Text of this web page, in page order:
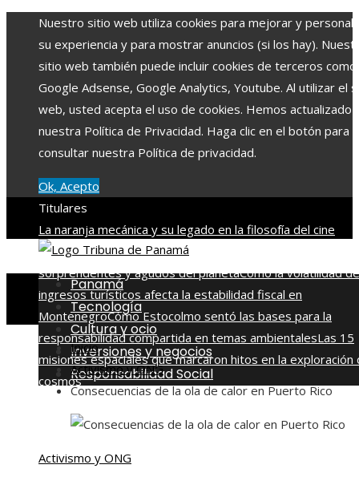
Nuestro sitio web utiliza cookies para mejorar y
su experiencia y para mostrar anuncios (si los hay).
sitio web también puede incluir cookies de terceros como
Google Adsense, Google Analytics, Youtube. Al utilizar el
web, usted acepta el uso de cookies. Hemos actualizado
nuestra Política de Privacidad. Haga clic en el botón para
consultar nuestra Política de privacidad.
Ok, Acepto
Titulares
La naranja mecánica y su legado en la filosofía del cine
distópicoDescubre los 10 animales con sentidos más
sorprendentes y agudos del planetaCómo la volatilidad de
ingresos turísticos afecta la estabilidad fiscal en
MontenegroCómo Estocolmo sentó las bases para la
responsabilidad compartida en temas ambientalesLas 15
misiones espaciales que marcaron hitos en la exploración
cosmos
Panamá
Tecnología
Cultura y ocio
Inversiones y negocios
Responsabilidad Social
Inicio
Activismo y ONG
Consecuencias de la ola de calor en Puerto Rico
Activismo y ONG